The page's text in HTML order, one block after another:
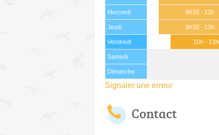
Mercredi 9h30 - 13h
Jeudi 9h30 - 13h
Vendredi 10h - 13h
Samedi
Dimanche
Signaler une erreur
Contact